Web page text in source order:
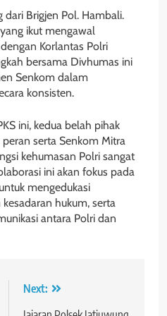
dari Brigjen Pol. Hambali.
ikut mengawal
Korlantas Polri
bersama Divhumas ini
Senkom dalam
konsisten.
ini, kedua belah pihak
serta Senkom Mitra
kehumasan Polri sangat
ini akan fokus pada
mengedukasi
hukum, serta
antara Polri dan
Next: